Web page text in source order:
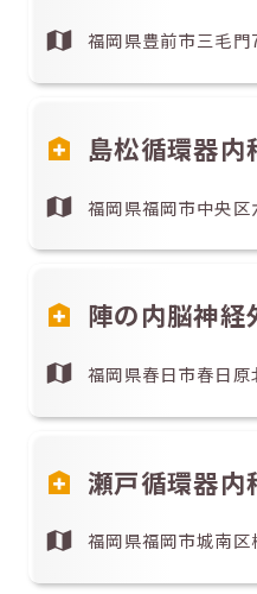
福岡県豊前市三毛門
島松循環器内
福岡県福岡市中央
陣の内脳神経
福岡県春日市春日
瀬戸循環器内
福岡県福岡市城南